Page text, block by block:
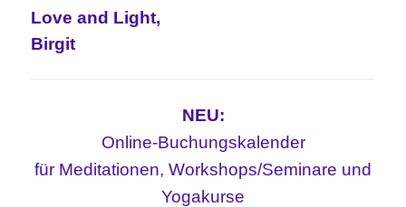
Love and Light,
Birgit
NEU:
Online-Buchungskalender
für Meditationen, Workshops/Seminare und
Yogakurse